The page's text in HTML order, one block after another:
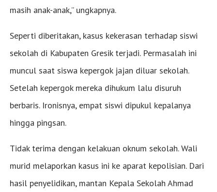
masih anak-anak,” ungkapnya.
Seperti diberitakan, kasus kekerasan terhadap siswi
sekolah di Kabupaten Gresik terjadi. Permasalah ini
muncul saat siswa kepergok jajan diluar sekolah.
Setelah kepergok mereka dihukum lalu disuruh
berbaris. Ironisnya, empat siswi dipukul kepalanya
hingga pingsan.
Tidak terima dengan kelakuan oknum sekolah. Wali
murid melaporkan kasus ini ke aparat kepolisian. Dari
hasil penyelidikan, mantan Kepala Sekolah Ahmad